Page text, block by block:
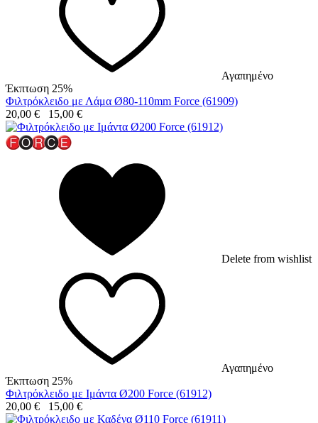
Αγαπημένο
Έκπτωση 25%
Φιλτρόκλειδο με Λάμα Ø80-110mm Force (61909)
20,00 € 15,00 €
Delete from wishlist
Αγαπημένο
Έκπτωση 25%
Φιλτρόκλειδο με Ιμάντα Ø200 Force (61912)
20,00 € 15,00 €